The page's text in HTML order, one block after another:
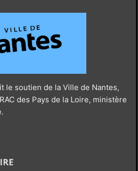
le soutien de la Ville de Nantes,
des Pays de la Loire, ministère